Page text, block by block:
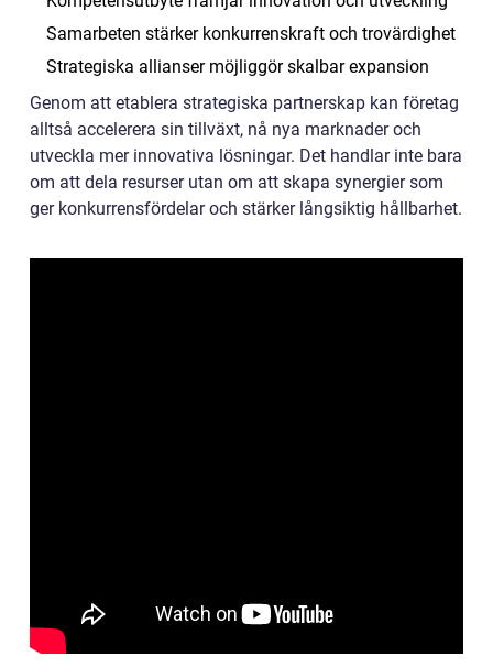
Samarbeten stärker konkurrenskraft och trovärdighet
Strategiska allianser möjliggör skalbar expansion
Genom att etablera strategiska partnerskap kan företag
alltså accelerera sin tillväxt, nå nya marknader och
utveckla mer innovativa lösningar. Det handlar inte bara
om att dela resurser utan om att skapa synergier som
ger konkurrensfördelar och stärker långsiktig hållbarhet.